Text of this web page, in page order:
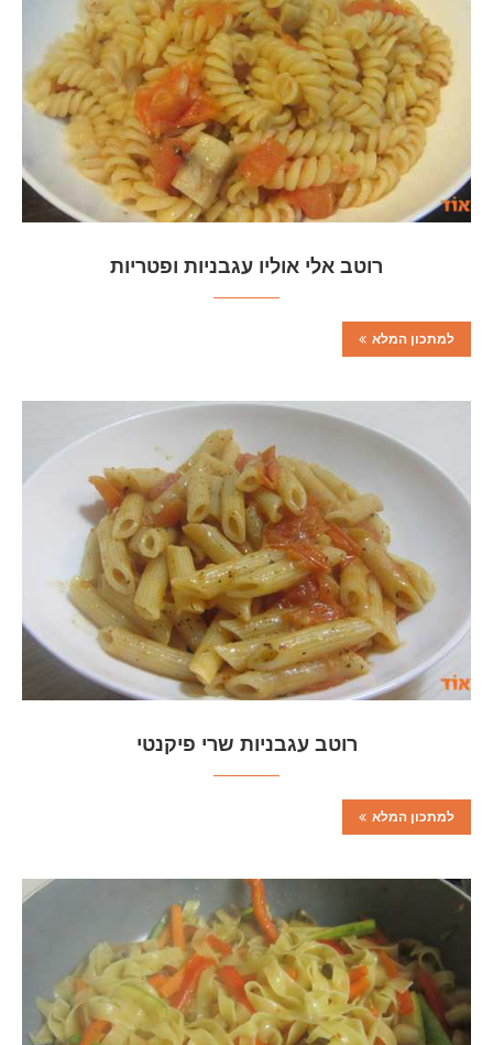
רוטב אלי אוליו עגבניות ופטריות
למתכון המלא
רוטב עגבניות שרי פיקנטי
למתכון המלא